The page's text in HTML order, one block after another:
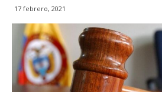
17 febrero, 2021